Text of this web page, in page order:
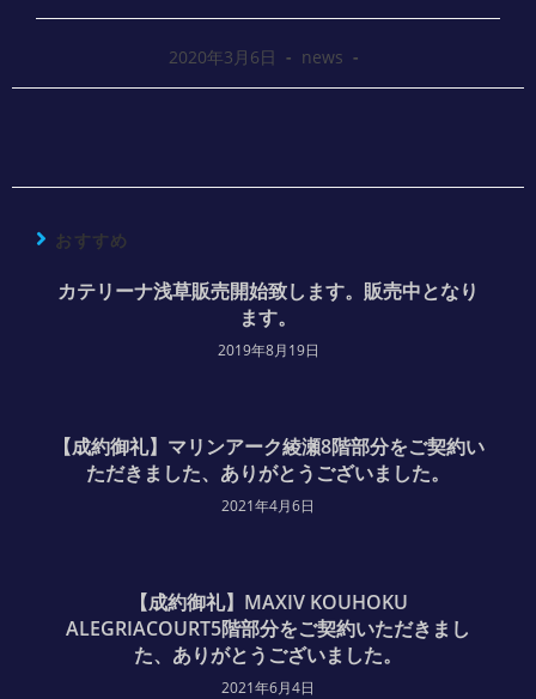
2020年3月6日 news
おすすめ
カテリーナ浅草販売開始致します。販売中となり
ます。
2019年8月19日
【成約御礼】マリンアーク綾瀬8階部分をご契約い
ただきました、ありがとうございました。
2021年4月6日
【成約御礼】MAXIV KOUHOKU
ALEGRIACOURT5階部分をご契約いただきまし
た、ありがとうございました。
2021年6月4日